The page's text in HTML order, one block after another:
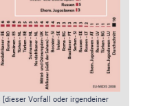
[dieser Vorfall oder irgendeiner